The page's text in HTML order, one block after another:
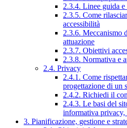
2.3.4. Linee guida
2.3.5. Come
accessibilità
2.3.6. Meccanismo
attuazione
2.3.7. Obiettivi
2.3.8. Normativa e
2.4. Privacy
2.4.1. Come
progettazione di un
2.4.2. Richiedi il
2.4.3. Le basi del
informativa
3. Pianificazione, gestione e